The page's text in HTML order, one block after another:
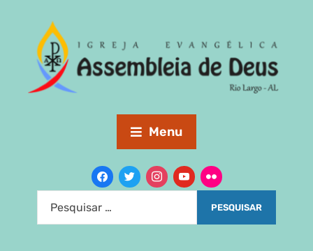
Menu